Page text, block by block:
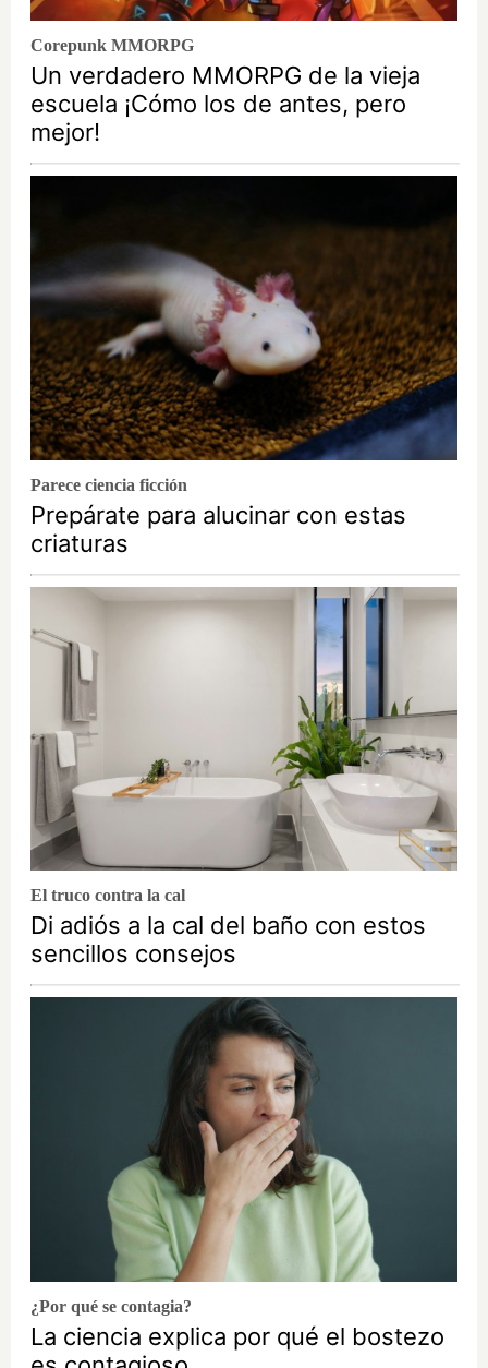
Corepunk MMORPG
Un verdadero MMORPG de la vieja
escuela ¡Cómo los de antes, pero
mejor!
Parece ciencia ficción
Prepárate para alucinar con estas
criaturas
El truco contra la cal
Di adiós a la cal del baño con estos
sencillos consejos
¿Por qué se contagia?
La ciencia explica por qué el bostezo